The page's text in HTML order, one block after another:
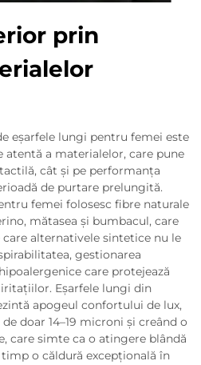
prin
eşarfele lungi pentru femei este
a materialelor, care pune
cât și pe performanța
de purtare prelungită.
femei folosesc fibre naturale
mătasea și bumbacul, care
alternativele sintetice nu le
gestionarea
care protejează
Eşarfele lungi din
apogeul confortului de lux,
doar 14–19 microni și creând o
care simte ca o atingere blândă
o căldură excepțională în